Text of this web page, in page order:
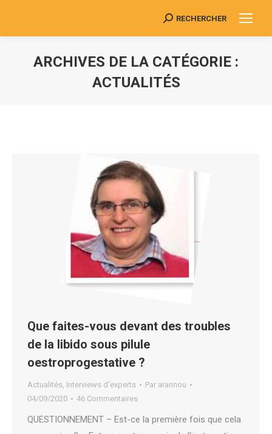
Search:
RECHERCHER
ARCHIVES DE LA CATÉGORIE :
ACTUALITÉS
Que faites-vous devant des troubles
de la libido sous pilule
oestroprogestative ?
Actualités, Interviews d'experts Par arannou
04/09/2020
46 Commentaires
QUESTIONNEMENT – Est-ce la première fois que cela